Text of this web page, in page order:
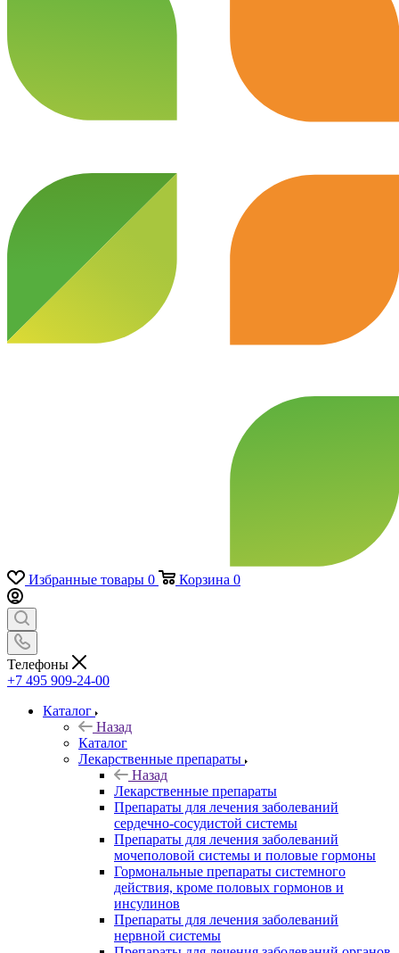
Избранные товары 0 Корзина 0
Телефоны
+7 495 909-24-00
Каталог
Назад
Каталог
Лекарственные препараты
Назад
Лекарственные препараты
Препараты для лечения заболеваний
сердечно-сосудистой системы
Препараты для лечения заболеваний
мочеполовой системы и половые гормоны
Гормональные препараты системного
действия, кроме половых гормонов и
инсулинов
Препараты для лечения заболеваний
нервной системы